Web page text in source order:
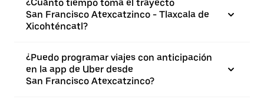
¿Cuánto tiempo toma el trayecto
San Francisco Atexcatzinco - Tlaxcala de
Xicohténcatl?
¿Puedo programar viajes con anticipación
en la app de Uber desde
San Francisco Atexcatzinco?